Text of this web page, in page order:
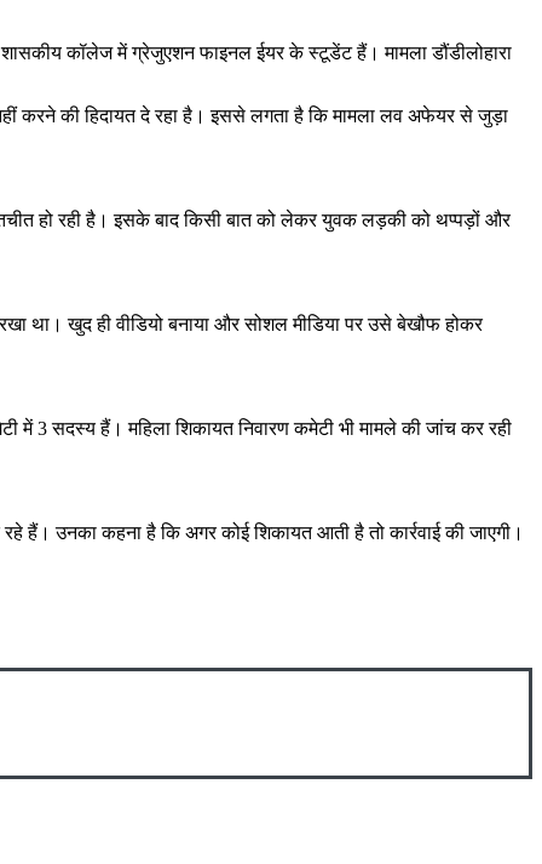
कॉलेज में ग्रेजुएशन फाइनल ईयर के स्टूडेंट हैं। मामला डौंडीलोहारा
करने की हिदायत दे रहा है। इससे लगता है कि मामला लव अफेयर से जुड़ा
हो रही है। इसके बाद किसी बात को लेकर युवक लड़की को थप्पड़ों और
था। खुद ही वीडियो बनाया और सोशल मीडिया पर उसे बेखौफ होकर
3 सदस्य हैं। महिला शिकायत निवारण कमेटी भी मामले की जांच कर रही
हैं। उनका कहना है कि अगर कोई शिकायत आती है तो कार्रवाई की जाएगी।